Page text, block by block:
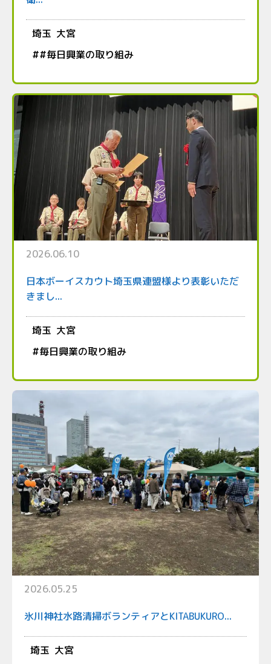
埼玉 大宮
##毎日興業の取り組み
2026.06.10
日本ボーイスカウト埼玉県連盟様より表彰いただ
きまし...
埼玉 大宮
#毎日興業の取り組み
2026.05.25
氷川神社水路清掃ボランティアとKITABUKURO...
埼玉 大宮